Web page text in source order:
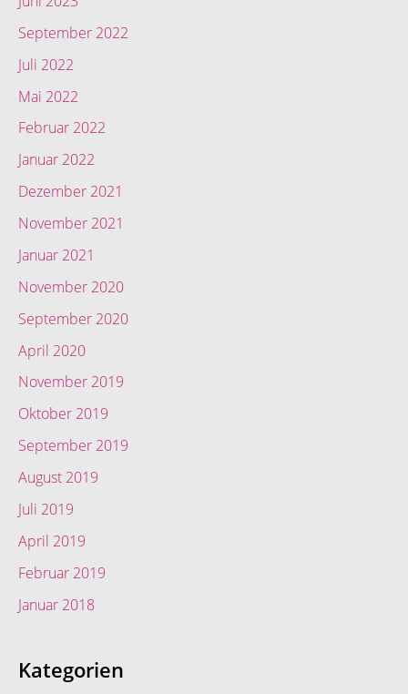
September 2022
Juli 2022
Mai 2022
Februar 2022
Januar 2022
Dezember 2021
November 2021
Januar 2021
November 2020
September 2020
April 2020
November 2019
Oktober 2019
September 2019
August 2019
Juli 2019
April 2019
Februar 2019
Januar 2018
Kategorien